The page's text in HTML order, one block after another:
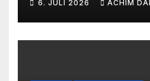
6. JULI 2026 ACHIM